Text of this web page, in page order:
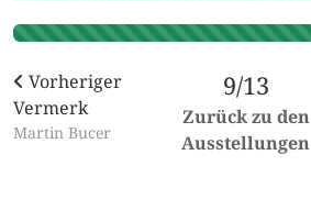
Vorheriger
Vermerk
Martin Bucer
9/13
Zurück zu den
Ausstellungen